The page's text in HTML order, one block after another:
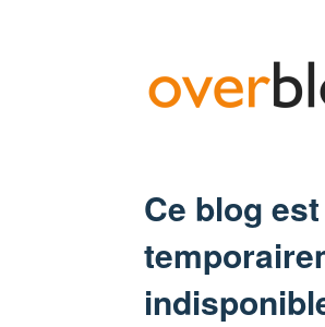
Ce blog est